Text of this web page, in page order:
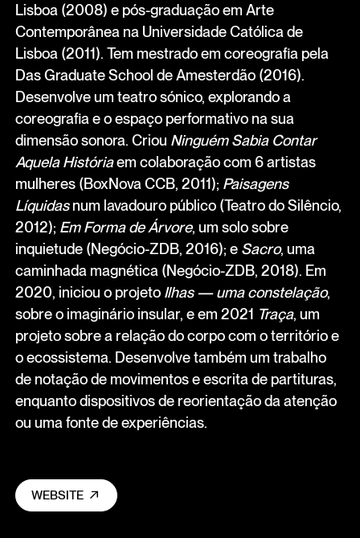
Lisboa (2008) e pós-graduação em Arte
Contemporânea na Universidade Católica de
Lisboa (2011). Tem mestrado em coreografia pela
Das Graduate School de Amesterdão (2016).
Desenvolve um teatro sónico, explorando a
coreografia e o espaço performativo na sua
dimensão sonora. Criou Ninguém Sabia Contar
Aquela Históriaem colaboração com 6 artistas
mulheres (BoxNova CCB, 2011); Paisagens
Líquidasnum lavadouro público (Teatro do Silêncio,
2012); Em Forma de Árvore, um solo sobre
inquietude (Negócio-ZDB, 2016); e Sacro, uma
caminhada magnética (Negócio-ZDB, 2018). Em
2020, iniciou o projeto Ilhas — uma constelação,
sobre o imaginário insular, e em 2021 Traça, um
projeto sobre a relação do corpo com o território e
o ecossistema. Desenvolve também um trabalho
de notação de movimentos e escrita de partituras,
enquanto dispositivos de reorientação da atenção
ou uma fonte de experiências.
WEBSITE